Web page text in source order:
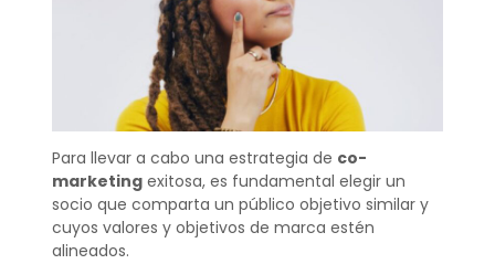
Para llevar a cabo una estrategia de co-
marketingexitosa, es fundamental elegir un
socio que comparta un público objetivo similar y
cuyos valores y objetivos de marca estén
alineados.